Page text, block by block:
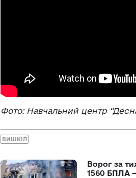
Фото: Навчальний центр
ВИШКІЛ
Ворог за
1560 БПЛА